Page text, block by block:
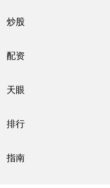
炒股
配资
天眼
排行
指南